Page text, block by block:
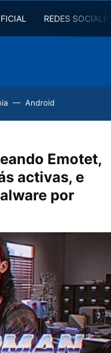
REDES
Android
Emotet,
activas, e
por